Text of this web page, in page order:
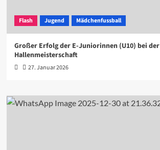
Flash Jugend Mädchenfussball
Großer Erfolg der E-Juniorinnen (U10) bei der
Hallenmeisterschaft
27. Januar 2026